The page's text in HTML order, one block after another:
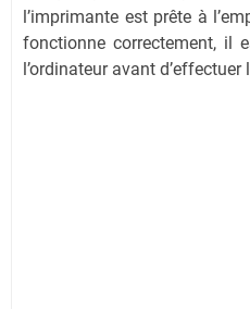
l’imprimante est prête à
fonctionne correctement, il
l’ordinateur avant d’effectuer